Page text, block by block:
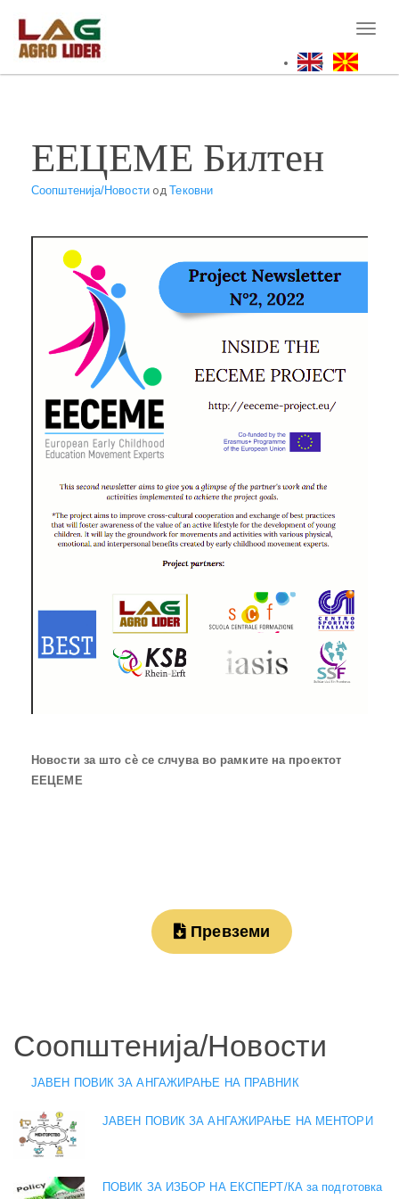
main
content
EEЦЕМЕ Билтен
Соопштенија/НовостиодТековни
Новости за што сѐ се слчува во рамките на проектот
ЕЕЦЕМЕ
Превземи
Соопштенија/Новости
ЈАВЕН ПОВИК ЗА АНГАЖИРАЊЕ НА ПРАВНИК
ЈАВЕН ПОВИК ЗА АНГАЖИРАЊЕ НА МЕНТОРИ
ПОВИК ЗА ИЗБОР НА ЕКСПЕРТ/КА за подготовка